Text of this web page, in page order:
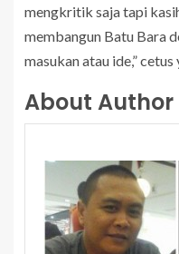
mengkritik saja tapi
membangun Batu Bara
masukan atau ide,” cetus
About Author